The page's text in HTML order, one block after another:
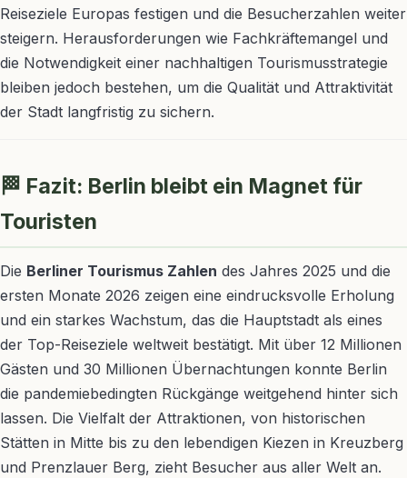
Reiseziele Europas festigen und die Besucherzahlen weiter
steigern. Herausforderungen wie Fachkräftemangel und
die Notwendigkeit einer nachhaltigen Tourismusstrategie
bleiben jedoch bestehen, um die Qualität und Attraktivität
der Stadt langfristig zu sichern.
🏁 Fazit: Berlin bleibt ein Magnet für
Touristen
Die Berliner Tourismus Zahlen des Jahres 2025 und die
ersten Monate 2026 zeigen eine eindrucksvolle Erholung
und ein starkes Wachstum, das die Hauptstadt als eines
der Top-Reiseziele weltweit bestätigt. Mit über 12 Millionen
Gästen und 30 Millionen Übernachtungen konnte Berlin
die pandemiebedingten Rückgänge weitgehend hinter sich
lassen. Die Vielfalt der Attraktionen, von historischen
Stätten in Mitte bis zu den lebendigen Kiezen in Kreuzberg
und Prenzlauer Berg, zieht Besucher aus aller Welt an.